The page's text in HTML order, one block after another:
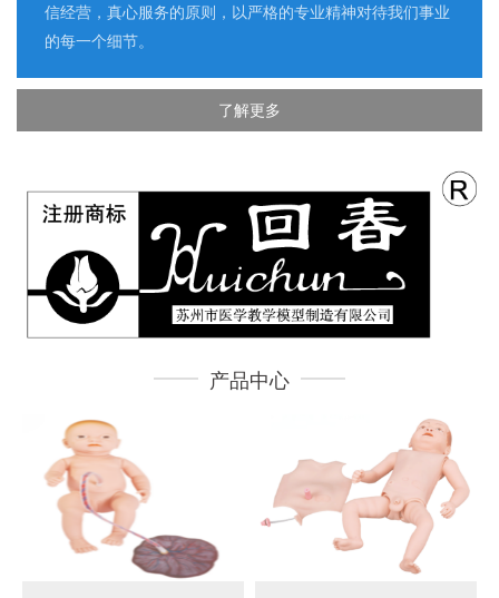
信经营，真心服务的原则，以严格的专业精神对待我们事业
的每一个细节。
了解更多
产品中心